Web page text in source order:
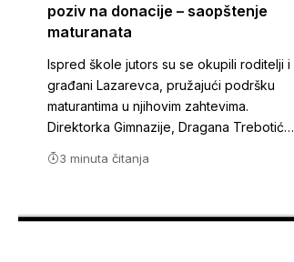
poziv na donacije – saopštenje
maturanata
Ispred škole jutors su se okupili roditelji i
građani Lazarevca, pružajući podršku
maturantima u njihovim zahtevima.
Direktorka Gimnazije, Dragana Trebotić…
3 minuta čitanja